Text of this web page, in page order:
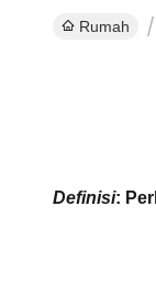
Rumah
Definisi: